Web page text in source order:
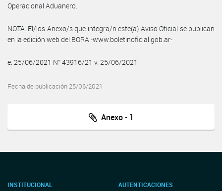
Operacional Aduanero.
NOTA: El/los Anexo/s que integra/n este(a) Aviso Oficial se publican
en la edición web del BORA -www.boletinoficial.gob.ar-
e. 25/06/2021 N° 43916/21 v. 25/06/2021
Fecha de publicación 25/06/2021
Anexo - 1
INSTITUCIONAL AUTENTICACIONES